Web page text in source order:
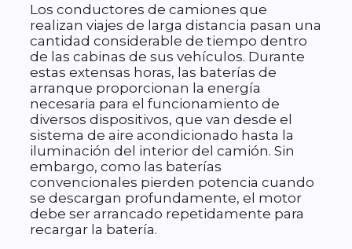
Los conductores de camiones que
realizan viajes de larga distancia pasan una
cantidad considerable de tiempo dentro
de las cabinas de sus vehículos. Durante
estas extensas horas, las baterías de
arranque proporcionan la energía
necesaria para el funcionamiento de
diversos dispositivos, que van desde el
sistema de aire acondicionado hasta la
iluminación del interior del camión. Sin
embargo, como las baterías
convencionales pierden potencia cuando
se descargan profundamente, el motor
debe ser arrancado repetidamente para
recargar la batería.